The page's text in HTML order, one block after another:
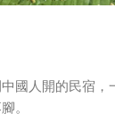
國人開的民宿，
。